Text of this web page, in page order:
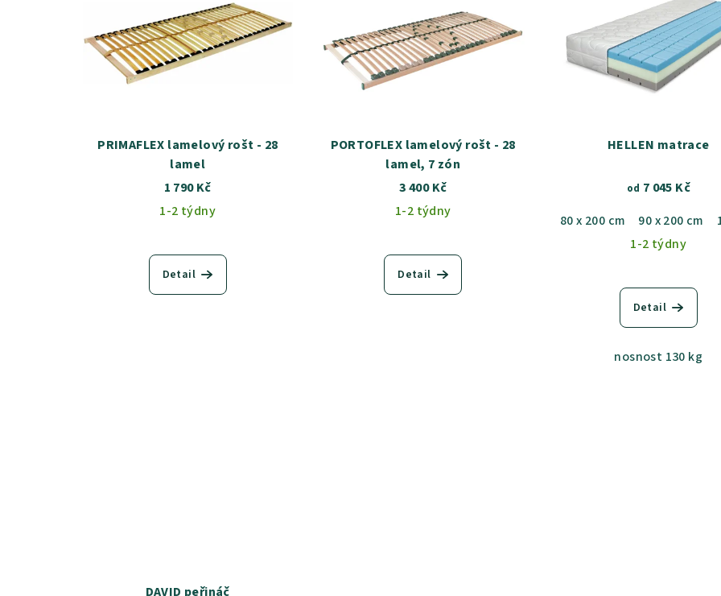
PRIMAFLEX lamelový rošt - 28
lamel
1 790 Kč
1-2 týdny
Detail
PORTOFLEX lamelový rošt - 28
lamel, 7 zón
3 400 Kč
1-2 týdny
Detail
HELLEN matrace
od 7 045 Kč
80 x 200 cm
90 x 200 cm
1-2 týdny
Detail
nosnost 130 kg
DAVID peřináč